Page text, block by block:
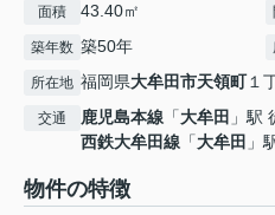
面積 43.40㎡
築年数 築50年
所在地 福岡県大牟田市天領町１
交通 鹿児島本線 「大牟田 」駅
西鉄大牟田線 「大牟田 」
物件の特徴